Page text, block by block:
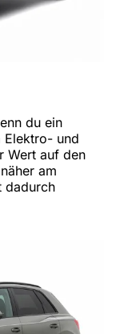
du ein
Elektro- und
Wert auf den
am
dadurch